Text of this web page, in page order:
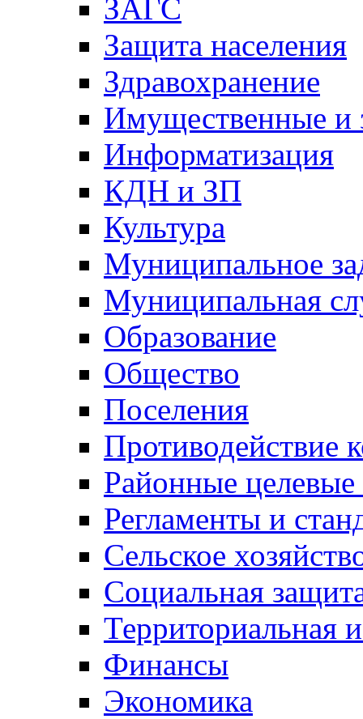
ЗАГС
Защита населения
Здравохранение
Имущественные и
Информатизация
КДН и ЗП
Культура
Муниципальное
Муниципальная
Образование
Общество
Поселения
Противодействие
Районные
Регламенты и
Сельское
Социальная
Территориальная
Финансы
Экономика